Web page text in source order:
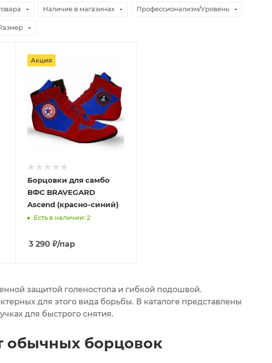
Наличие в магазинах Профессионализм/Уровень
Акция
Борцовки для самбо
ВФС BRAVEGARD
Ascend (красно-синий)
Есть в наличии: 2
3 290₽/пар
защитой голеностопа и гибкой подошвой.
для этого вида борьбы. В каталоге представлены
для быстрого снятия.
обычных борцовок